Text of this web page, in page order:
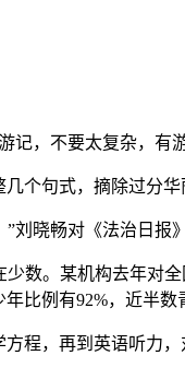
不要太复杂，有游
句式，摘除过分华
晓畅对《法治日报
。某机构去年对全
比例有92%，近半
，再到英语听力，